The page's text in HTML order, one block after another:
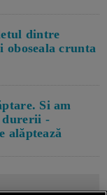
dintre
oboseala crunta
Si am
durerii -
alăptează